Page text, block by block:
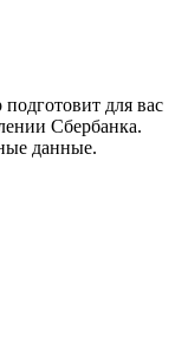
для вас
Сбербанка.
данные.